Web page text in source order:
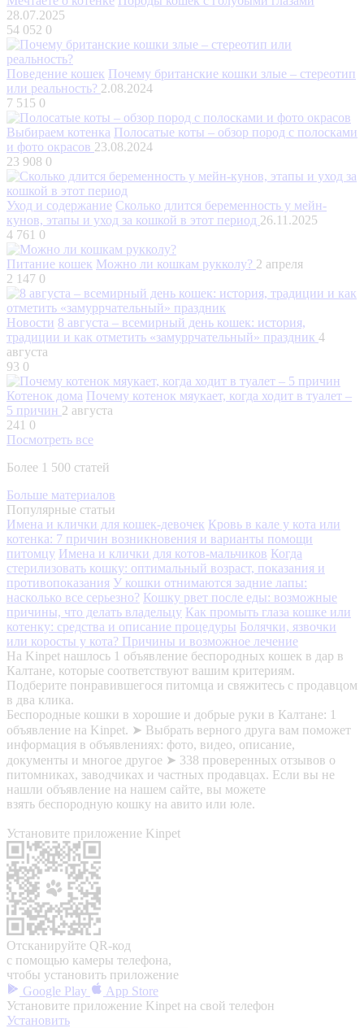
28.07.2025
54 052 0
Поведение кошек Почему британские кошки злые – стереотип
или реальность? 2.08.2024
7 515 0
Выбираем котенка Полосатые коты – обзор пород с полосками
и фото окрасов 23.08.2024
23 908 0
Уход и содержание Сколько длится беременность у мейн-
кунов, этапы и уход за кошкой в этот период 26.11.2025
4 761 0
Питание кошек Можно ли кошкам рукколу? 2 апреля
2 147 0
Новости 8 августа – всемирный день кошек: история,
традиции и как отметить «замуррчательный» праздник 4
августа
93 0
Котенок дома Почему котенок мяукает, когда ходит в туалет –
5 причин 2 августа
241 0
Посмотреть все
Более 1 500 статей
Больше материалов
Популярные статьи
Имена и клички для кошек-девочек Кровь в кале у кота или
котенка: 7 причин возникновения и варианты помощи
питомцу Имена и клички для котов-мальчиков Когда
стерилизовать кошку: оптимальный возраст, показания и
противопоказания У кошки отнимаются задние лапы:
насколько все серьезно? Кошку рвет после еды: возможные
причины, что делать владельцу Как промыть глаза кошке или
котенку: средства и описание процедуры Болячки, язвочки
или коросты у кота? Причины и возможное лечение
На Kinpet нашлось 1 объявление беспородных кошек в дар в
Калтане, которые соответствуют вашим критериям.
Подберите понравившегося питомца и свяжитесь с продавцом
в два клика.
Беспородные кошки в хорошие и добрые руки в Калтане: 1
объявление на Kinpet. ➤ Выбрать верного друга вам поможет
информация в объявлениях: фото, видео, описание,
документы и многое другое ➤ 338 проверенных отзывов о
питомниках, заводчиках и частных продавцах. Если вы не
нашли объявление на нашем сайте, вы можете
взять беспородную кошку на авито или юле.
Установите приложение Kinpet
Отсканируйте QR-код
с помощью камеры телефона,
чтобы установить приложение
Google Play
App Store
Установите приложение Kinpet на свой телефон
Установить